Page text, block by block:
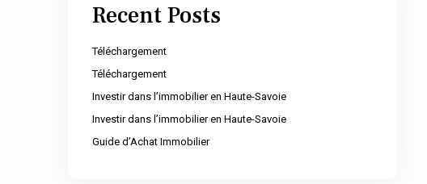
Recent Posts
Téléchargement
Téléchargement
Investir dans l’immobilier en Haute-Savoie
Investir dans l’immobilier en Haute-Savoie
Guide d’Achat Immobilier